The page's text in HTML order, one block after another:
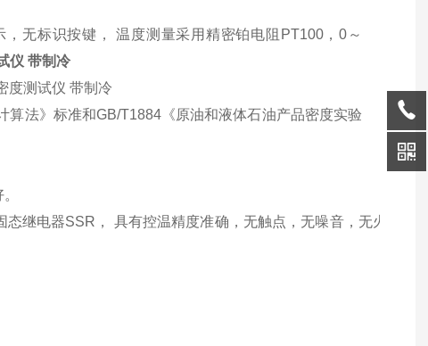
无标识按键， 温度测量采用精密铂电阻PT100，0～
仪 带制冷
法》标准和GB/T1884《原油和液体石油产品密度实验
继电器SSR， 具有控温精度准确，无触点，无噪音，无火